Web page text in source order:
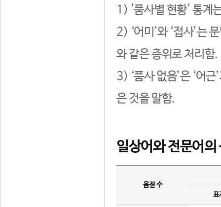
1) '품사별 현황' 통계
2) ‘어미’와 ‘접사’는
와 같은 층위로 처리함.
3) ‘품사 없음’은 ‘어
은 것을 말함.
일상어와 전문어의
음절 수
표